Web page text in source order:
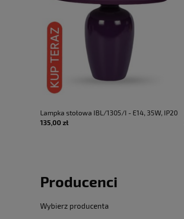
Lampka stołowa IBL/1305/I - E14, 35W, IP20
fioletowy - DOSTĘPNA OD RĘKI
135,00 zł
Producenci
Wybierz producenta